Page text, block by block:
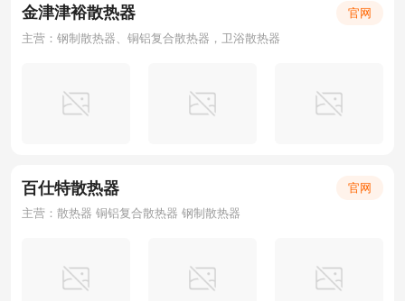
金津津裕散热器
官网
主营：钢制散热器、铜铝复合散热器，卫浴散热器
百仕特散热器
官网
主营：散热器 铜铝复合散热器 钢制散热器